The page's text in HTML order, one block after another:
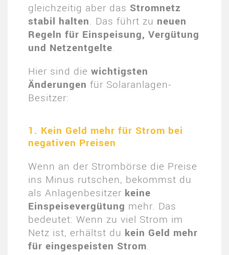
gleichzeitig aber das Stromnetz
stabil halten . Das führt zu neuen
Regeln für Einspeisung, Vergütung
und Netzentgelte
Hier sind die wichtigsten
Änderungen für Solaranlagen-
Besitzer:
1. Kein Geld mehr für Strom bei
negativen Preisen
Wenn an der Strombörse die Preise
ins Minus rutschen, bekommst du
als Anlagenbesitzer keine
Einspeisevergütung mehr. Das
bedeutet: Wenn zu viel Strom im
Netz ist, erhältst du kein Geld mehr
für eingespeisten Strom